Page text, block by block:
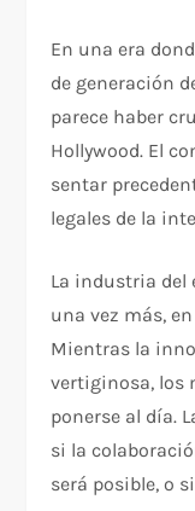
En una era
de generación
parece haber
Hollywood. El
sentar
legales de la
La industria del
una vez más,
Mientras la
vertiginosa, los
ponerse al día.
si la
será posible, o